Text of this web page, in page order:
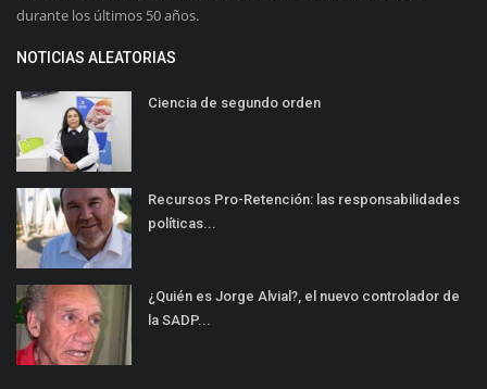
durante los últimos 50 años.
NOTICIAS ALEATORIAS
Ciencia de segundo orden
Recursos Pro-Retención: las responsabilidades
políticas...
¿Quién es Jorge Alvial?, el nuevo controlador de
la SADP...